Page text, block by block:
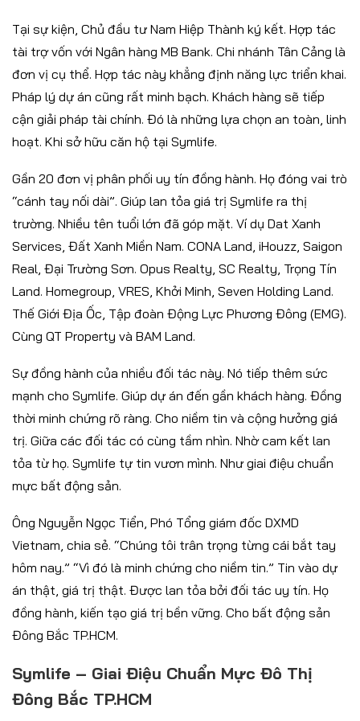
Tại sự kiện, Chủ đầu tư Nam Hiệp Thành ký kết. Hợp tác
tài trợ vốn với Ngân hàng MB Bank. Chi nhánh Tân Cảng là
đơn vị cụ thể. Hợp tác này khẳng định năng lực triển khai.
Pháp lý dự án cũng rất minh bạch. Khách hàng sẽ tiếp
cận giải pháp tài chính. Đó là những lựa chọn an toàn, linh
hoạt. Khi sở hữu căn hộ tại Symlife.
Gần 20 đơn vị phân phối uy tín đồng hành. Họ đóng vai trò
“cánh tay nối dài”. Giúp lan tỏa giá trị Symlife ra thị
trường. Nhiều tên tuổi lớn đã góp mặt. Ví dụ Dat Xanh
Services, Đất Xanh Miền Nam. CONA Land, iHouzz, Saigon
Real, Đại Trường Sơn. Opus Realty, SC Realty, Trọng Tín
Land. Homegroup, VRES, Khởi Minh, Seven Holding Land.
Thế Giới Địa Ốc, Tập đoàn Động Lực Phương Đông (EMG).
Cùng QT Property và BAM Land.
Sự đồng hành của nhiều đối tác này. Nó tiếp thêm sức
mạnh cho Symlife. Giúp dự án đến gần khách hàng. Đồng
thời minh chứng rõ ràng. Cho niềm tin và cộng hưởng giá
trị. Giữa các đối tác có cùng tầm nhìn. Nhờ cam kết lan
tỏa từ họ. Symlife tự tin vươn mình. Như giai điệu chuẩn
mực bất động sản.
Ông Nguyễn Ngọc Tiển, Phó Tổng giám đốc DXMD
Vietnam, chia sẻ. “Chúng tôi trân trọng từng cái bắt tay
hôm nay.” “Vì đó là minh chứng cho niềm tin.” Tin vào dự
án thật, giá trị thật. Được lan tỏa bởi đối tác uy tín. Họ
đồng hành, kiến tạo giá trị bền vững. Cho bất động sản
Đông Bắc TP.HCM.
Symlife – Giai Điệu Chuẩn Mực Đô Thị
Đông Bắc TP.HCM